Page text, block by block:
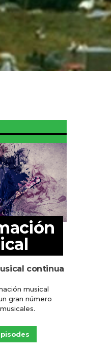
continua
musical
gran número